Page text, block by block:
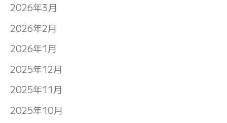
2026年3月
2026年2月
2026年1月
2025年12月
2025年11月
2025年10月